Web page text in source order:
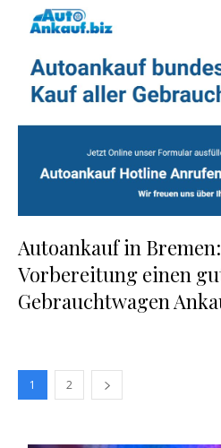
Autoankauf in
Vorbereitung einen
Gebrauchtwagen
1 2